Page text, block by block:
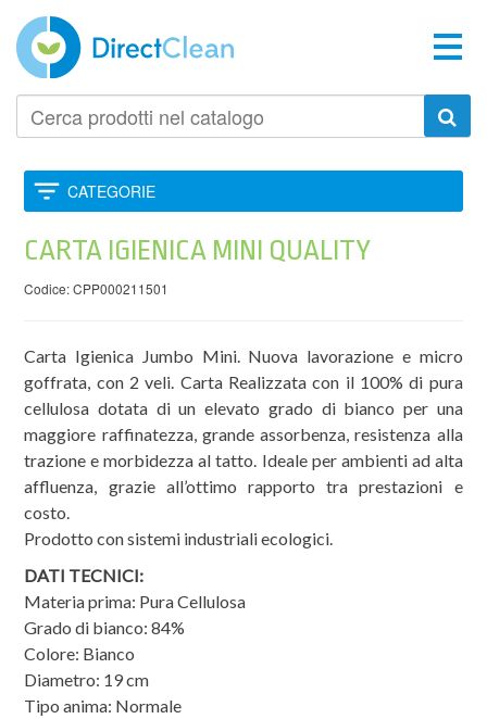
Cerca
prodotti
catalogoCATEGORIE
CARTA IGIENICA MINI QUALITY
Codice: CPP000211501
Carta Igienica Jumbo Mini. Nuova lavorazione e micro
goffrata, con 2 veli. Carta Realizzata con il 100% di pura
cellulosa dotata di un elevato grado di bianco per una
maggiore raffinatezza, grande assorbenza, resistenza alla
trazione e morbidezza al tatto. Ideale per ambienti ad alta
affluenza, grazie all’ottimo rapporto tra prestazioni e
costo.
Prodotto con sistemi industriali ecologici.
DATI TECNICI:
Materia prima: Pura Cellulosa
Grado di bianco: 84%
Colore: Bianco
Diametro: 19 cm
Tipo anima: Normale